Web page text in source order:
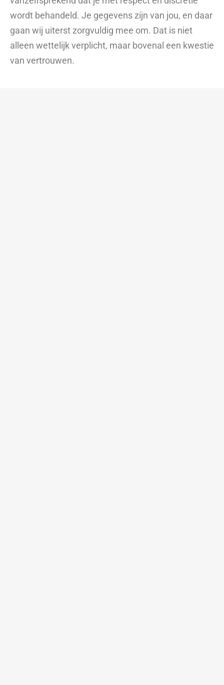
wordt behandeld. Je gegevens zijn van jou, en daar
gaan wij uiterst zorgvuldig mee om. Dat is niet
alleen wettelijk verplicht, maar bovenal een kwestie
van vertrouwen.